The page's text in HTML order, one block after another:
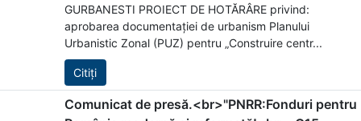
GURBANESTI PROIECT DE HOTĂRÂRE privind:
aprobarea documentației de urbanism Planului
Urbanistic Zonal (PUZ) pentru „Construire centr...
Citiți
Comunicat de presă.<br>"PNRR:Fonduri pentru